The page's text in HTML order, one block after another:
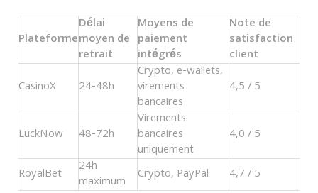
Plateforme
Délai
moyen de
retrait
Moyens de
paiement
intégrés
Note de
satisfaction
client
CasinoX
24-48h
Crypto, e-wallets,
virements
bancaires
4,5 / 5
LuckNow 48-72h
Virements
bancaires
uniquement
4,0 / 5
RoyalBet
24h
maximum
Crypto, PayPal 4,7 / 5